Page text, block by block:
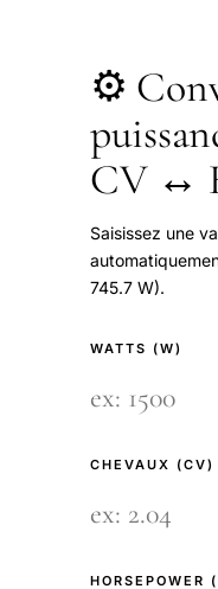
⚙️
CV ↔
Saisissez une
745.7 W).
WATTS (W)
CHEVAUX (CV)
HORSEPOWER